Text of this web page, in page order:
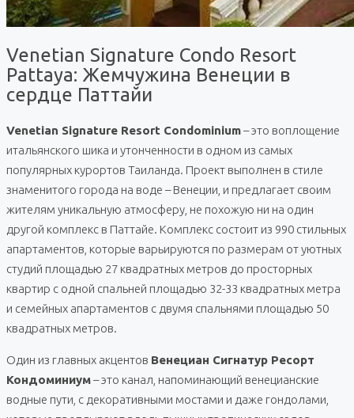
Venetian Signature Condo Resort
Pattaya: Жемчужина Венеции в
сердце Паттайи
Venetian Signature Resort Condominium– это воплощение
итальянского шика и утонченности в одном из самых
популярных курортов Таиланда. Проект выполнен в стиле
знаменитого города на воде – Венеции, и предлагает своим
жителям уникальную атмосферу, не похожую ни на один
другой комплекс в Паттайе. Комплекс состоит из 990 стильных
апартаментов, которые варьируются по размерам от уютных
студий площадью 27 квадратных метров до просторных
квартир с одной спальней площадью 32-33 квадратных метра
и семейных апартаментов с двумя спальнями площадью 50
квадратных метров.
Один из главных акцентов Венециан Сигнатур Ресорт
Кондоминиум– это канал, напоминающий венецианские
водные пути, с декоративными мостами и даже гондолами,